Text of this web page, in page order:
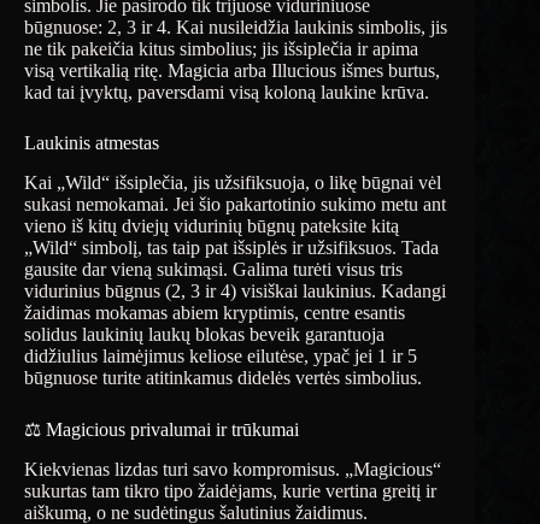
simbolis. Jie pasirodo tik trijuose viduriniuose
būgnuose: 2, 3 ir 4. Kai nusileidžia laukinis simbolis, jis
ne tik pakeičia kitus simbolius; jis išsiplečia ir apima
visą vertikalią ritę. Magicia arba Illucious išmes burtus,
kad tai įvyktų, paversdami visą koloną laukine krūva.
Laukinis atmestas
Kai „Wild“ išsiplečia, jis užsifiksuoja, o likę būgnai vėl
sukasi nemokamai. Jei šio pakartotinio sukimo metu ant
vieno iš kitų dviejų vidurinių būgnų pateksite kitą
„Wild“ simbolį, tas taip pat išsiplės ir užsifiksuos. Tada
gausite dar vieną sukimąsi. Galima turėti visus tris
vidurinius būgnus (2, 3 ir 4) visiškai laukinius. Kadangi
žaidimas mokamas abiem kryptimis, centre esantis
solidus laukinių laukų blokas beveik garantuoja
didžiulius laimėjimus keliose eilutėse, ypač jei 1 ir 5
būgnuose turite atitinkamus didelės vertės simbolius.
⚖️ Magicious privalumai ir trūkumai
Kiekvienas lizdas turi savo kompromisus. „Magicious“
sukurtas tam tikro tipo žaidėjams, kurie vertina greitį ir
aiškumą, o ne sudėtingus šalutinius žaidimus.